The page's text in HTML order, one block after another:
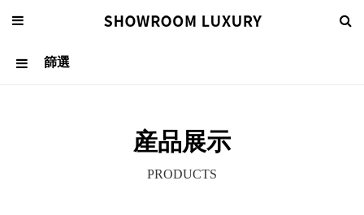
篩選
産品展示
PRODUCTS